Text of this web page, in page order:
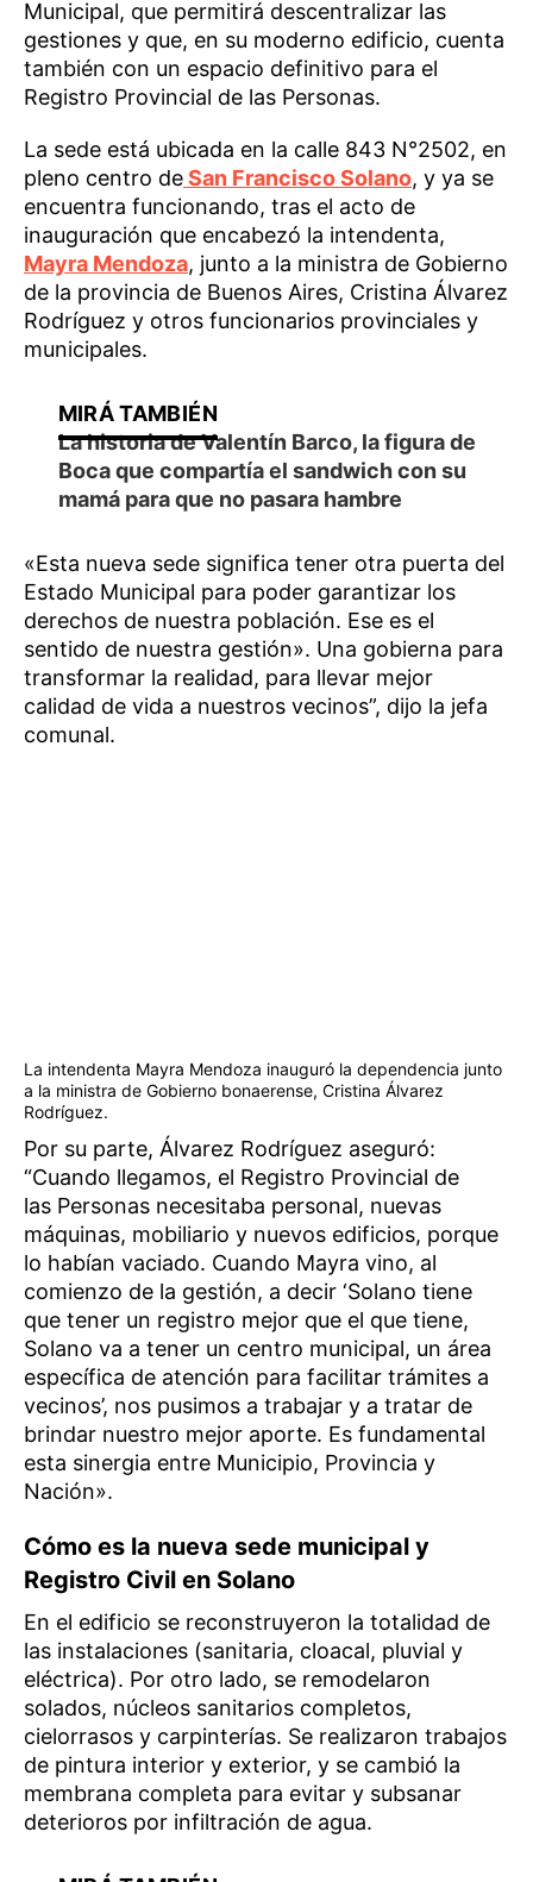
Municipal, que permitirá descentralizar las
gestiones y que, en su moderno edificio, cuenta
también con un espacio definitivo para el
Registro Provincial de las Personas.
La sede está ubicada en la calle 843 N°2502, en
pleno centro deSan Francisco Solano, y ya se
encuentra funcionando, tras el acto de
inauguración que encabezó la intendenta,
Mayra Mendoza, junto a la ministra de Gobierno
de la provincia de Buenos Aires, Cristina Álvarez
Rodríguez y otros funcionarios provinciales y
municipales.
La historia de Valentín Barco, la figura de
Boca que compartía el sandwich con su
mamá para que no pasara hambre
«Esta nueva sede significa tener otra puerta del
Estado Municipal para poder garantizar los
derechos de nuestra población. Ese es el
sentido de nuestra gestión». Una gobierna para
transformar la realidad, para llevar mejor
calidad de vida a nuestros vecinos”, dijo la jefa
comunal.
La intendenta Mayra Mendoza inauguró la dependencia junto
a la ministra de Gobierno bonaerense, Cristina Álvarez
Rodríguez.
Por su parte, Álvarez Rodríguez aseguró:
“Cuando llegamos, el Registro Provincial de
las Personas necesitaba personal, nuevas
máquinas, mobiliario y nuevos edificios, porque
lo habían vaciado. Cuando Mayra vino, al
comienzo de la gestión, a decir ‘Solano tiene
que tener un registro mejor que el que tiene,
Solano va a tener un centro municipal, un área
específica de atención para facilitar trámites a
vecinos’, nos pusimos a trabajar y a tratar de
brindar nuestro mejor aporte. Es fundamental
esta sinergia entre Municipio, Provincia y
Nación».
Cómo es la nueva sede municipal y
Registro Civil en Solano
En el edificio se reconstruyeron la totalidad de
las instalaciones (sanitaria, cloacal, pluvial y
eléctrica). Por otro lado, se remodelaron
solados, núcleos sanitarios completos,
cielorrasos y carpinterías. Se realizaron trabajos
de pintura interior y exterior, y se cambió la
membrana completa para evitar y subsanar
deterioros por infiltración de agua.